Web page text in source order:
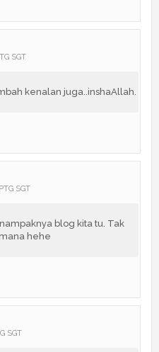
SGT
kenalan juga..inshaAllah.
SGT
blog kita tu. Tak
hehe
SGT